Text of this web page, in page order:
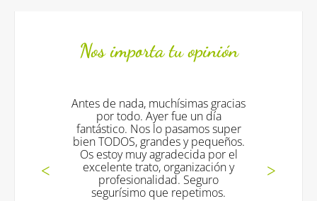
Nos importa tu opinión
de nada, muchísimas gracias
por todo. Ayer fue un día
fantástico. Nos lo pasamos super
TODOS, grandes y pequeños.
Os estoy muy agradecida por el
excelente trato, organización y
profesionalidad. Seguro
segurísimo que repetimos.
Mª